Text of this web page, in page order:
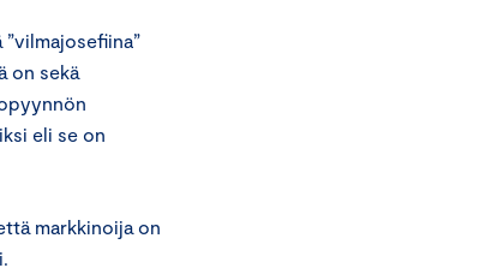
on sekä
eli se on
markkinoija on